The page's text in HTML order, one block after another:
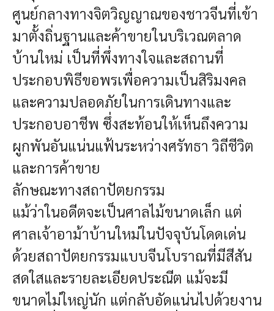
ศูนย์กลางทางจิตวิญญาณของชาวจีนที่เข้า
มาตั้งถิ่นฐานและค้าขายในบริเวณตลาด
บ้านใหม่ เป็นที่พึ่งทางใจและสถานที่
ประกอบพิธีขอพรเพื่อความเป็นสิริมงคล
และความปลอดภัยในการเดินทางและ
ประกอบอาชีพ ซึ่งสะท้อนให้เห็นถึงความ
ผูกพันอันแน่นแฟ้นระหว่างศรัทธา วิถีชีวิต
และการค้าขาย
ลักษณะทางสถาปัตยกรรม
แม้ว่าในอดีตจะเป็นศาลไม้ขนาดเล็ก แต่
ศาลเจ้าอาม้าบ้านใหม่ในปัจจุบันโดดเด่น
ด้วยสถาปัตยกรรมแบบจีนโบราณที่มีสีสัน
สดใสและรายละเอียดประณีต แม้จะมี
ขนาดไม่ใหญ่นัก แต่กลับอัดแน่นไปด้วยงาน